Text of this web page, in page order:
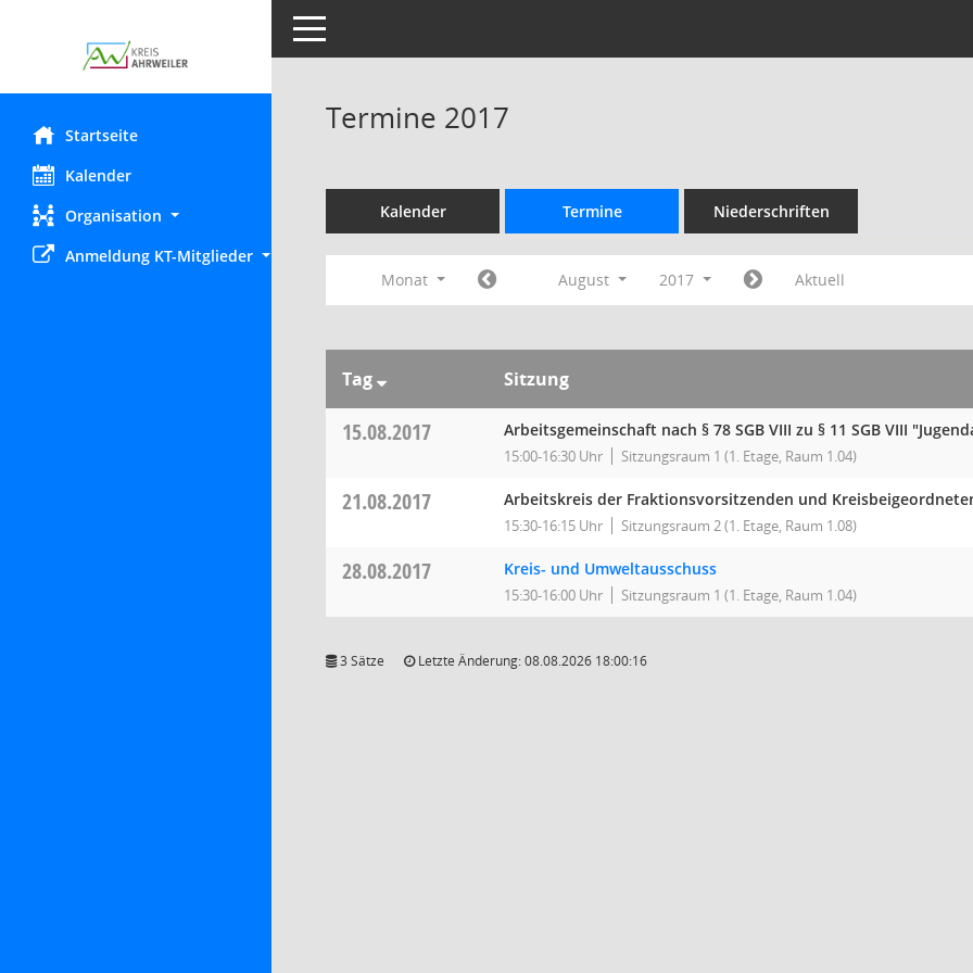
Startseite
Kalender
Organisation
Anmeldung KT-Mitglieder
Toggle navigation
Termine 2017
Kalender Termine Niederschriften
Monat August 2017 Aktuell
Tag Sitzung
15.08.2017 Arbeitsgemeinschaft nach § 78 SGB VIII zu § 11 SGB VIII
15:00-16:30 Uhr Sitzungsraum 1 (1. Etage, Raum 1.04)
21.08.2017 Arbeitskreis der Fraktionsvorsitzenden und
15:30-16:15 Uhr Sitzungsraum 2 (1. Etage, Raum 1.08)
28.08.2017 Kreis- und Umweltausschuss
15:30-16:00 Uhr Sitzungsraum 1 (1. Etage, Raum 1.04)
3 Sätze Letzte Änderung: 08.08.2026 18:00:16